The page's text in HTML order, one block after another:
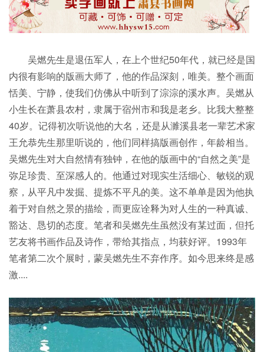
吴燃先生是退伍军人，在上个世纪50年代，就已经是国
内很有影响的版画大师了，他的作品深刻，唯美。整个画面
恬美、宁静，使我们仿佛从中听到了淙淙的溪水声。吴燃从
小生长在萧县农村，隶属于宿州市和我是老乡。比我大整整
40岁。记得初次听说他的大名，还是从濉溪县老一辈艺术家
王允恭先生那里听说的，他们同样搞版画创作，年龄相当。
吴燃先生对大自然情有独钟，在他的版画中的“自然之美”是
弥足珍贵、至深感人的。他通过对现实生活细心、敏锐的观
察，从平凡中发掘、提炼不平凡的美。这不单单是因为他执
着于对自然之景的描绘，而更应诠释为对人生的一种真诚、
豁达、恳切的态度。笔者和吴燃先生虽然没有某过面，但托
艺友将书画作品及诗作，带给其指点，均获好评。1993年
笔者第二次个展时，蒙吴燃先生不弃作序。如今思来终是感
激....